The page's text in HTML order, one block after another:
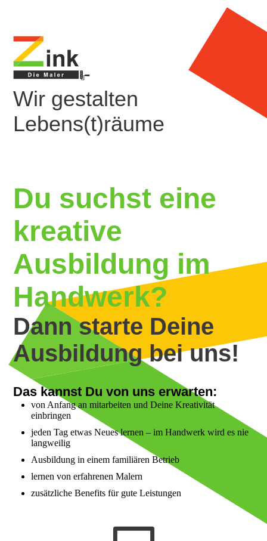
Wir gestalten
Lebens(t)räume
Du suchst eine
kreative
Ausbildung im
Handwerk?
Dann starte Deine
Ausbildung bei uns!
Das kannst Du von uns erwarten:
von Anfang an mitarbeiten und Deine Kreativität
einbringen
jeden Tag etwas Neues lernen – im Handwerk wird es nie
langweilig
Ausbildung in einem familiären Betrieb
lernen von erfahrenen Malern
zusätzliche Benefits für gute Leistungen